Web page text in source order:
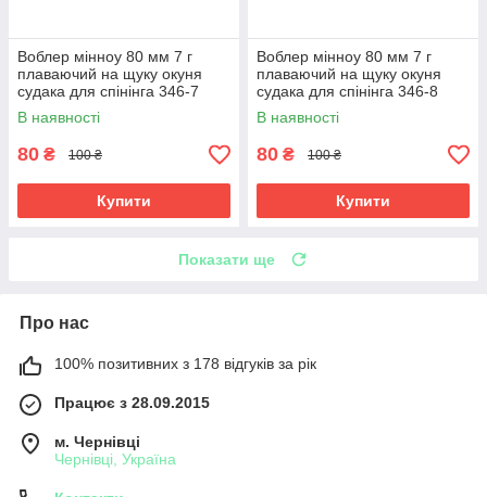
Воблер мінноу 80 мм 7 г
плаваючий на щуку окуня
судака для спінінга 346-7
В наявності
80 ₴ 100 ₴
Купити
Воблер мінноу 80 мм 7 г
плаваючий на щуку окуня
судака для спінінга 346-8
В наявності
80 ₴ 100 ₴
Купити
Показати ще
Про нас
100% позитивних з 178 відгуків за рік
Працює з 28.09.2015
м. Чернівці
Чернівці, Україна